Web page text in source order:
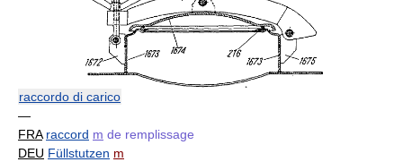
raccordo di carico
—
FRA raccord m de remplissage
DEU Füllstutzen m